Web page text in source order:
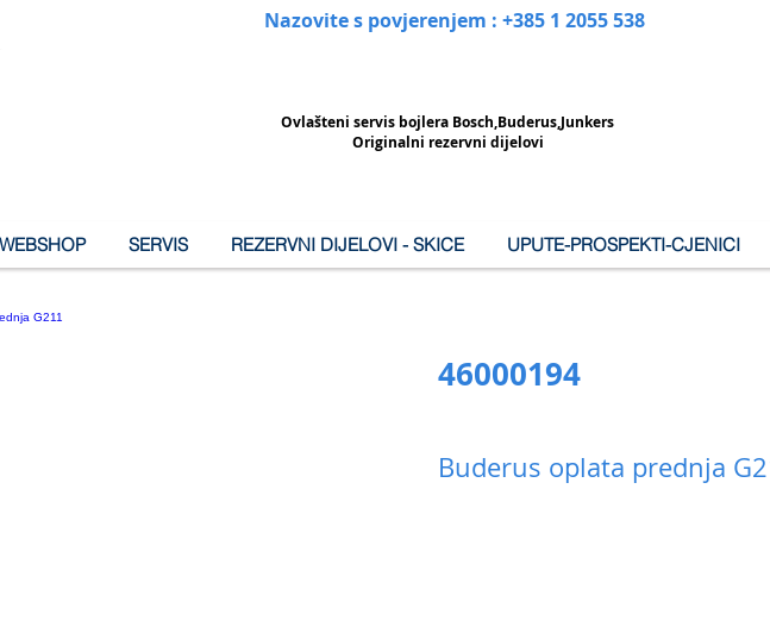
Nazovite s povjerenjem : +385 1 2055 538
Ovlašteni servis bojlera Bosch,Buderus,Junkers
Originalni rezervni dijelovi
WEBSHOP SERVIS REZERVNI DIJELOVI - SKICE UPUTE-PROSPEKTI-CJENICI
46000194
Buderus oplata prednja